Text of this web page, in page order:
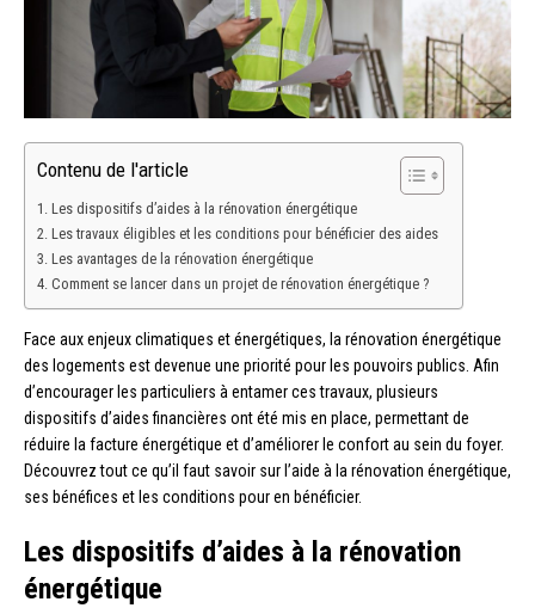
Contenu de l'article
Les dispositifs d’aides à la rénovation énergétique
Les travaux éligibles et les conditions pour bénéficier des aides
Les avantages de la rénovation énergétique
Comment se lancer dans un projet de rénovation énergétique ?
Face aux enjeux climatiques et énergétiques, la rénovation énergétique
des logements est devenue une priorité pour les pouvoirs publics. Afin
d’encourager les particuliers à entamer ces travaux, plusieurs
dispositifs d’aides financières ont été mis en place, permettant de
réduire la facture énergétique et d’améliorer le confort au sein du foyer.
Découvrez tout ce qu’il faut savoir sur l’aide à la rénovation énergétique,
ses bénéfices et les conditions pour en bénéficier.
Les dispositifs d’aides à la rénovation
énergétique